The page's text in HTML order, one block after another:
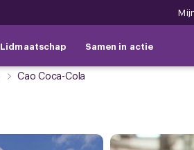
Lidmaatschap Samen in actie
Cao Coca-Cola